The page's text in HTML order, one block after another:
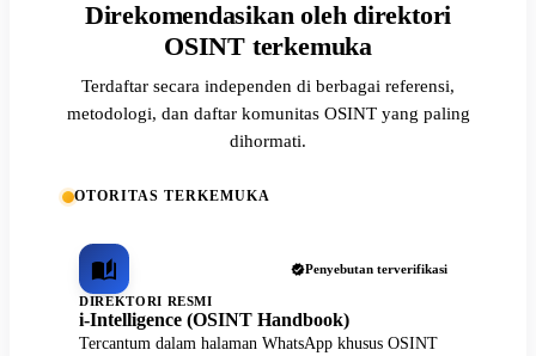
Direkomendasikan oleh direktori
OSINT terkemuka
Terdaftar secara independen di berbagai referensi,
metodologi, dan daftar komunitas OSINT yang paling
dihormati.
OTORITAS TERKEMUKA
Penyebutan terverifikasi
DIREKTORI RESMI
i-Intelligence (OSINT Handbook)
Tercantum dalam halaman WhatsApp khusus OSINT